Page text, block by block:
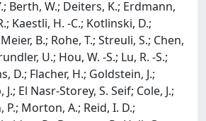
Berth, W.; Deiters, K.; Erdmann,
Kaestli, H. -C.; Kotlinski, D.;
B.; Rohe, T.; Streuli, S.; Chen,
U.; Hou, W. -S.; Lu, R. -S.;
D.; Flacher, H.; Goldstein, J.;
El Nasr-Storey, S. Seif; Cole, J.;
P.; Morton, A.; Reid, I. D.;